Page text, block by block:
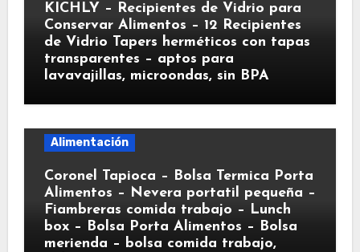
KICHLY – Recipientes de Vidrio para
Conservar Alimentos – 12 Recipientes
de Vidrio Tapers herméticos con tapas
transparentes – aptos para
lavavajillas, microondas, sin BPA
Alimentación
Coronel Tapioca – Bolsa Termica Porta
Alimentos – Nevera portatil pequeña –
Fiambreras comida trabajo – Lunch
box – Bolsa Porta Alimentos – Bolsa
merienda – bolsa comida trabajo,